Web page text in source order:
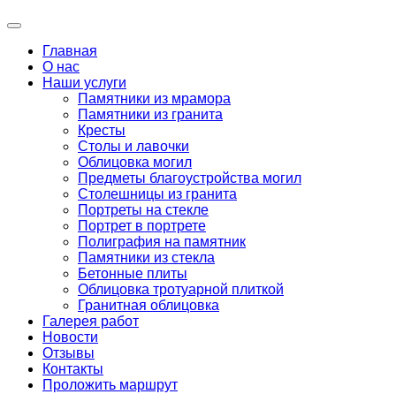
Главная
О нас
Наши услуги
Памятники из мрамора
Памятники из гранита
Кресты
Столы и лавочки
Облицовка могил
Предметы благоустройства могил
Столешницы из гранита
Портреты на стекле
Портрет в портрете
Полиграфия на памятник
Памятники из стекла
Бетонные плиты
Облицовка тротуарной плиткой
Гранитная облицовка
Галерея работ
Новости
Отзывы
Контакты
Проложить маршрут